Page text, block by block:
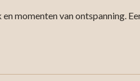
momenten van ontspanning.